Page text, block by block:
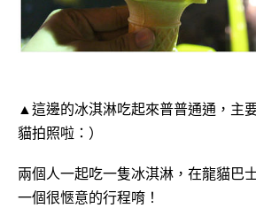
▲這邊的冰淇淋吃起來普普通通，主
貓拍照啦：）
兩個人一起吃一隻冰淇淋，在龍貓巴
一個很愜意的行程唷！